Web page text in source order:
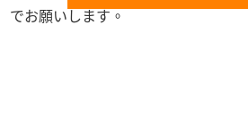
でお願いします。